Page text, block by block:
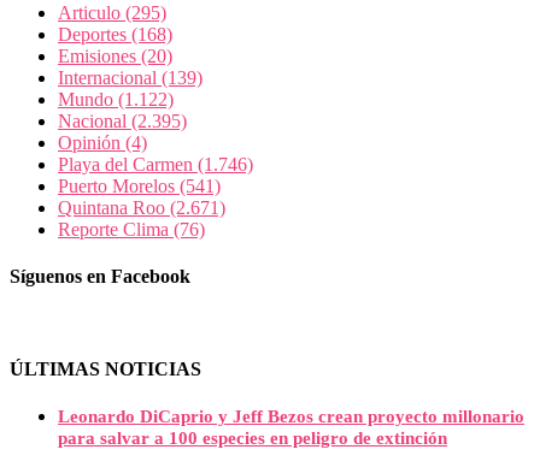
Articulo (295)
Deportes (168)
Emisiones (20)
Internacional (139)
Mundo (1.122)
Nacional (2.395)
Opinión (4)
Playa del Carmen (1.746)
Puerto Morelos (541)
Quintana Roo (2.671)
Reporte Clima (76)
Síguenos en Facebook
ÚLTIMAS NOTICIAS
Leonardo DiCaprio y Jeff Bezos crean proyecto millonario
para salvar a 100 especies en peligro de extinción